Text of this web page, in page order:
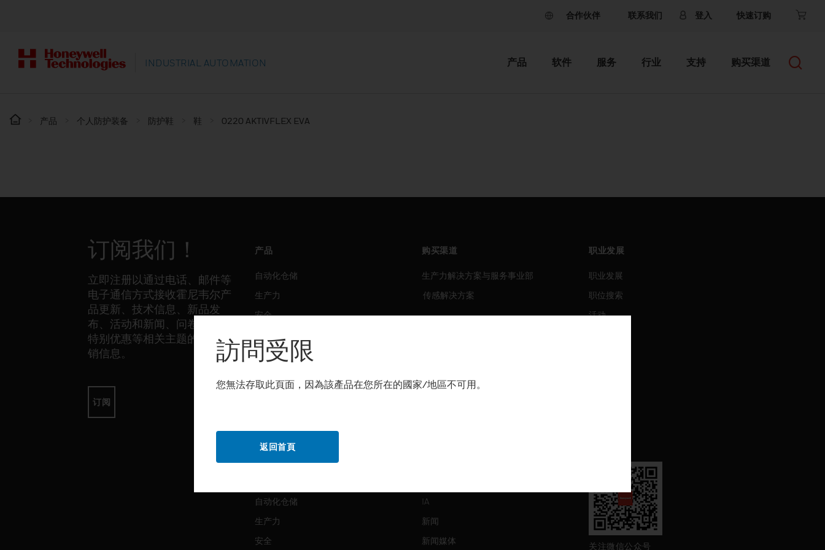
合作伙伴 联系我们 登入 快速订购
INDUSTRIAL AUTOMATION 产品 软件 服务 行业 支持 购买渠道
产品 个人防护装备 防护鞋 鞋 0220 AKTIVFLEX EVA
订阅我们！
立即注册以通过电话、邮件等
电子通信方式接收霍尼韦尔产
品更新、技术信息、新品发
布、活动和新闻、问卷调查、
特别优惠等相关主题的独家营
销信息。
订阅
产品
自动化仓储
生产力
安全
自动化仓储
生产力
安全
购买渠道
生产力解决方案与服务事业部
传感解决方案
生产力
IA
新闻
新闻媒体
职业发展
职业发展
职位搜索
活动
关注微信公众号
訪問受限
您無法存取此頁面，因為該產品在您所在的國家/地區不可用。
返回首頁